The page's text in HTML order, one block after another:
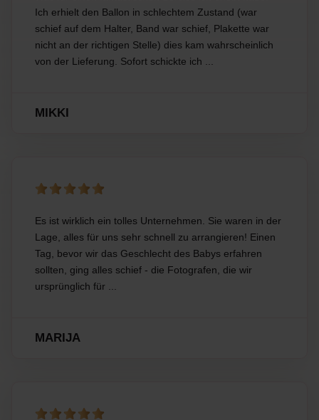
Ich erhielt den Ballon in schlechtem Zustand (war
schief auf dem Halter, Band war schief, Plakette war
nicht an der richtigen Stelle) dies kam wahrscheinlich
von der Lieferung. Sofort schickte ich ...
MIKKI
Es ist wirklich ein tolles Unternehmen. Sie waren in der
Lage, alles für uns sehr schnell zu arrangieren! Einen
Tag, bevor wir das Geschlecht des Babys erfahren
sollten, ging alles schief - die Fotografen, die wir
ursprünglich für ...
MARIJA